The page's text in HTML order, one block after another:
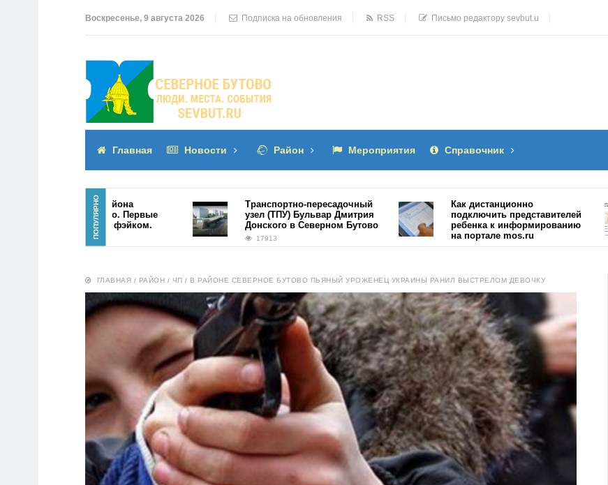
Воскресенье, 9 августа 2026 Подписка на обновления RSS Письмо редактору sevbut.u
Главная Новости Район Мероприятия Справочник
ПОПУЛЯРНО
ТПУ в центре района
Северное Бутово. Первые
фото оказались фэйком.
Транспортно-пересадочный
узел (ТПУ) Бульвар Дмитрия
Донского в Северном Бутово
17913
Как дистанционно
подключить представителей
ребенка к информированию
на портале mos.ru
15486
ГЛАВНАЯ / РАЙОН / ЧП / В РАЙОНЕ СЕВЕРНОЕ БУТОВО ПЬЯНЫЙ УРОЖЕНЕЦ УКРАИНЫ РАНИЛ ВЫСТРЕЛОМ ДЕВОЧКУ